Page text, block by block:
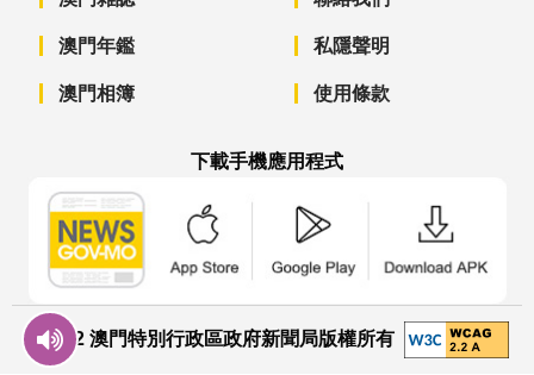
澳門年鑑
澳門相簿
私隱聲明
使用條款
下載手機應用程式
© 2022 澳門特別行政區政府新聞局版權所有